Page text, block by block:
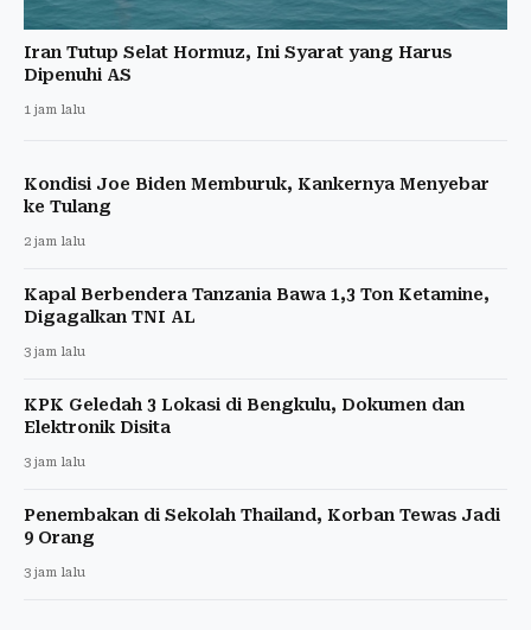
Iran Tutup Selat Hormuz, Ini Syarat yang Harus
Dipenuhi AS
1 jam lalu
Kondisi Joe Biden Memburuk, Kankernya Menyebar
ke Tulang
2 jam lalu
Kapal Berbendera Tanzania Bawa 1,3 Ton Ketamine,
Digagalkan TNI AL
3 jam lalu
KPK Geledah 3 Lokasi di Bengkulu, Dokumen dan
Elektronik Disita
3 jam lalu
Penembakan di Sekolah Thailand, Korban Tewas Jadi
9 Orang
3 jam lalu